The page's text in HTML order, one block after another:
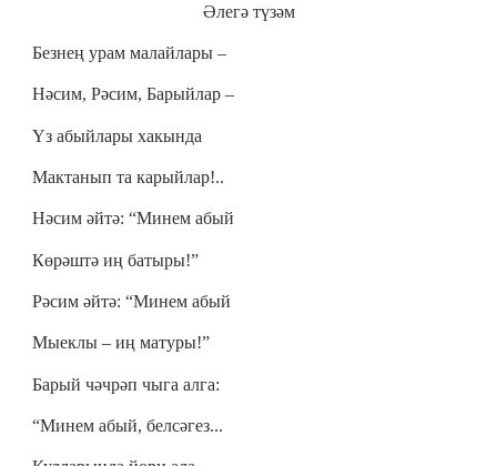
Әлегә түзәм
Безнең урам малайлары –
Нәсим, Рәсим, Барыйлар –
Үз абыйлары хакында
Мактанып та карыйлар!..
Нәсим әйтә: “Минем абый
Көрәштә иң батыры!”
Рәсим әйтә: “Минем абый
Мыеклы – иң матуры!”
Барый чәчрәп чыга алга:
“Минем абый, белсәгез...